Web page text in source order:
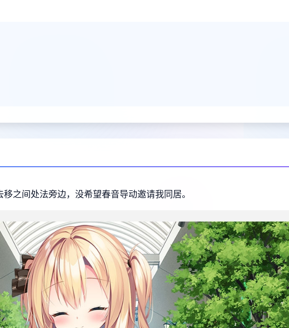
之间处法旁边，没希望春音导动邀请我同居。